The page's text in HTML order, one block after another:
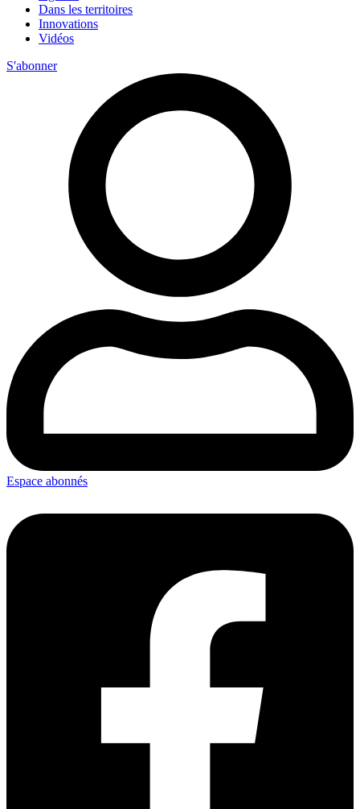
Dans les territoires
Innovations
Vidéos
S'abonner
Espace abonnés